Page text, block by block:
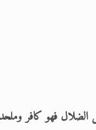
العربي
هنا >> المزيد
الضلال فهو كافر وملحد